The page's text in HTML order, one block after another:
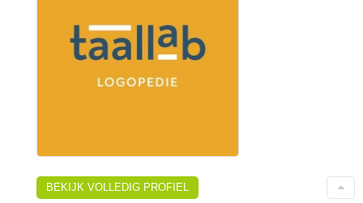
BEKIJK VOLLEDIG PROFIEL